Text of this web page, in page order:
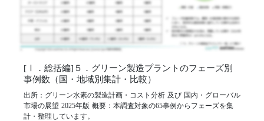
[Ⅰ．総括編]５．グリーン製造プラントのフェーズ別
事例数（国・地域別集計・比較）
出所：グリーン水素の製造計画・コスト分析 及び 国内・グローバル
市場の展望 2025年版 概要：本調査対象の65事例からフェーズを集
計・整理しています。